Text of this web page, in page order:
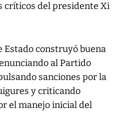
críticos del presidente Xi
Estado construyó buena
al Partido
sanciones por la
y criticando
el manejo inicial del